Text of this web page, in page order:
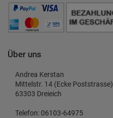
Über uns
Andrea Kerstan
Mittelstr. 14 (Ecke Poststrasse)
63303 Dreieich
Telefon: 06103-64975